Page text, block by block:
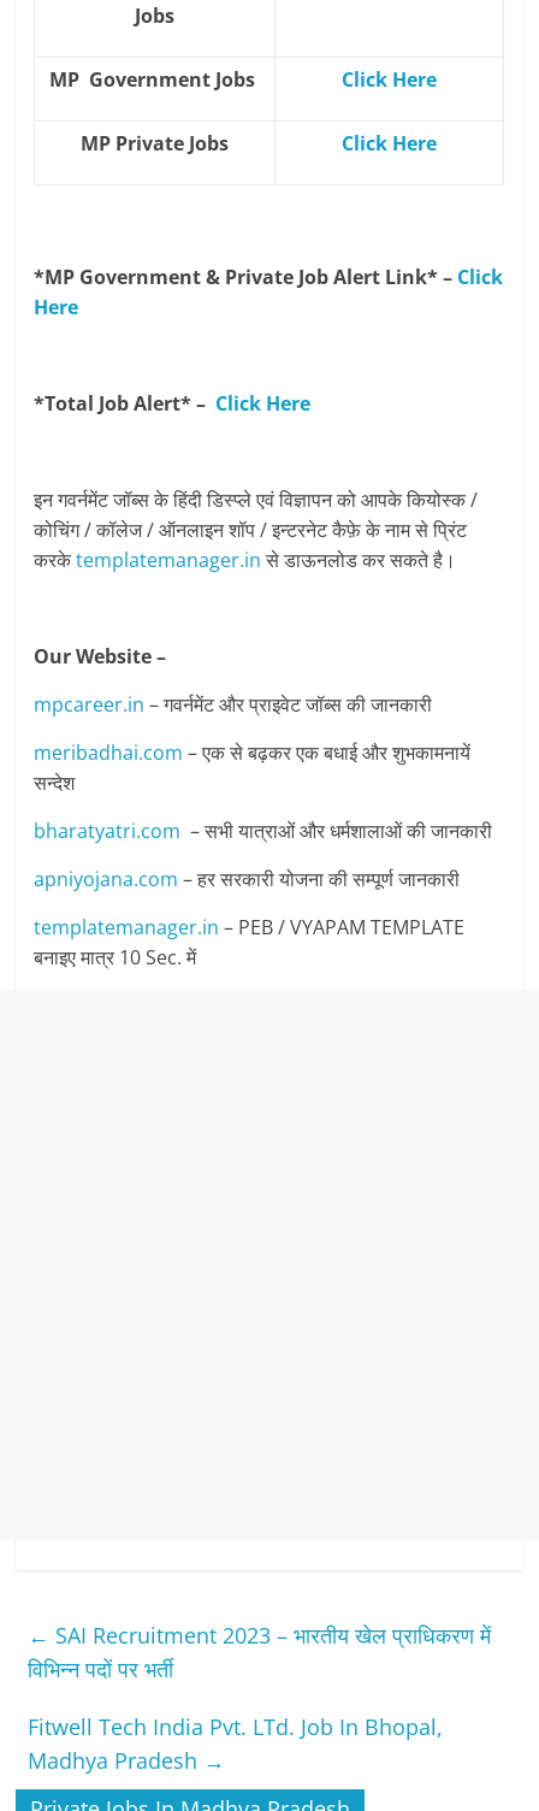
Jobs
MP Government Jobs Click Here
MP Private Jobs Click Here
*MP Government & Private Job Alert Link* – Click
Here
*Total Job Alert* – Click Here
इन गवर्नमेंट जॉब्स के हिंदी डिस्प्ले एवं विज्ञापन को आपके कियोस्क /
कोचिंग / कॉलेज / ऑनलाइन शॉप / इन्टरनेट कैफ़े के नाम से प्रिंट
करकेtemplatemanager.inसे डाऊनलोड कर सकते है।
Our Website –
mpcareer.in – गवर्नमेंट और प्राइवेट जॉब्‍स की जानकारी
meribadhai.com – एक से बढ़कर एक बधाई और शुभकामनायें
सन्देश
bharatyatri.com – सभी यात्राओं और धर्मशालाओं की जानकारी
apniyojana.com – हर सरकारी योजना की सम्पूर्ण जानकारी
templatemanager.in – PEB / VYAPAM TEMPLATE
बनाइए मात्र 10 Sec. में
← SAI Recruitment 2023 – भारतीय खेल प्राधिकरण में
विभिन्‍न पदों पर भर्ती
Fitwell Tech India Pvt. LTd. Job In Bhopal,
Madhya Pradesh →